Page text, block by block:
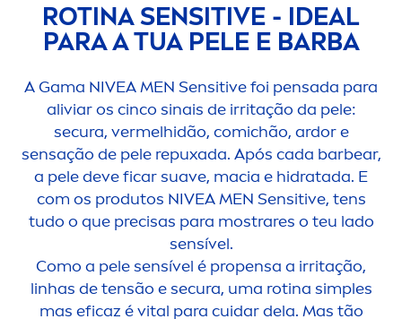
ROTINASENSITIVE - IDEAL
PARA A TUA PELE E BARBA
A Gama NIVEAMEN Sensitivefoi pensada para
aliviar os cinco sinais de irritação da pele:
secura, vermelhidão, comichão, ardor e
sensação de pele repuxada. Após cada barbear,
a pele deve ficar suave, macia e hidratada. E
com os produtos NIVEA MEN Sensitive, tens
tudo o que precisas para mostrares o teu lado
sensível.
Como a pele sensível é propensa a irritação,
linhas de tensão e secura, uma rotina simples
mas eficaz évital para cuidar dela. Mas tão